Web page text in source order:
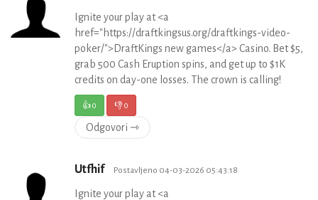
Ignite your play at <a
href="https://draftkingsus.org/draftkings-video-
poker/">DraftKings new games</a> Casino. Bet $5,
grab 500 Cash Eruption spins, and get up to $1K
credits on day-one losses. The crown is calling!
👍0 👎0
Odgovori ⇾
Utfhif Postavljeno 04-03-2026 05:43:18
Ignite your play at <a